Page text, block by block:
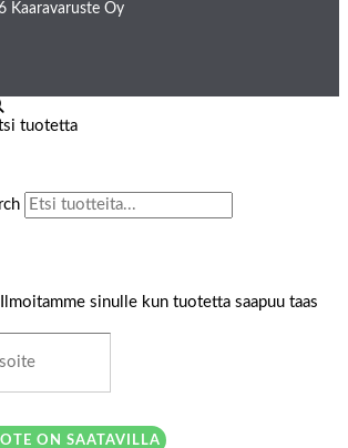
Kaaravaruste Oy
tuotetta
Ilmoitamme sinulle kun tuotetta saapuu taas
ON SAATAVILLA